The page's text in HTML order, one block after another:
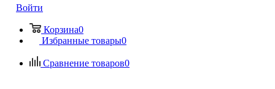
Войти
Корзина0
Избранные товары0
Сравнение товаров0